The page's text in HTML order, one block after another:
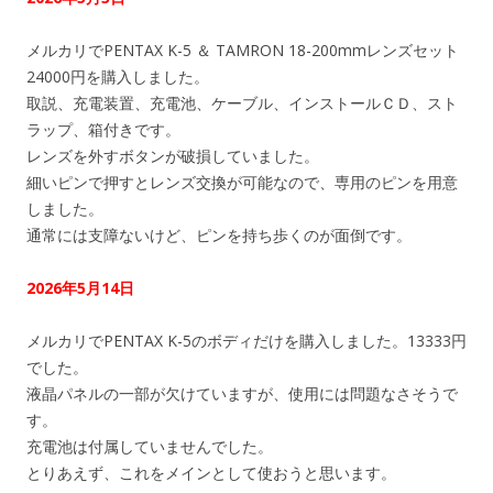
メルカリでPENTAX K-5 ＆ TAMRON 18-200mmレンズセット
24000円を購入しました。
取説、充電装置、充電池、ケーブル、インストールＣＤ、スト
ラップ、箱付きです。
レンズを外すボタンが破損していました。
細いピンで押すとレンズ交換が可能なので、専用のピンを用意
しました。
通常には支障ないけど、ピンを持ち歩くのが面倒です。
2026年5月14日
メルカリでPENTAX K-5のボディだけを購入しました。13333円
でした。
液晶パネルの一部が欠けていますが、使用には問題なさそうで
す。
充電池は付属していませんでした。
とりあえず、これをメインとして使おうと思います。